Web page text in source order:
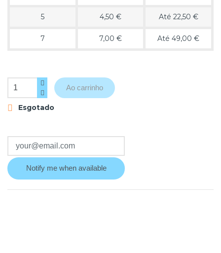
5 4,50 € Até 22,50 €
7 7,00 € Até 49,00 €
Ao carrinho
 Esgotado
Notify me when available